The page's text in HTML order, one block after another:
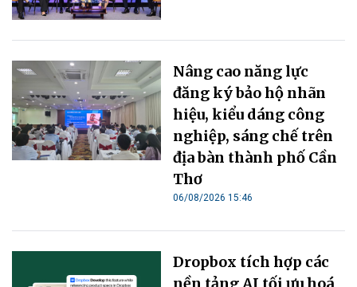
Nâng cao năng lực
đăng ký bảo hộ nhãn
hiệu, kiểu dáng công
nghiệp, sáng chế trên
địa bàn thành phố Cần
Thơ
06/08/2026 15:46
Dropbox tích hợp các
nền tảng AI tối ưu hoá